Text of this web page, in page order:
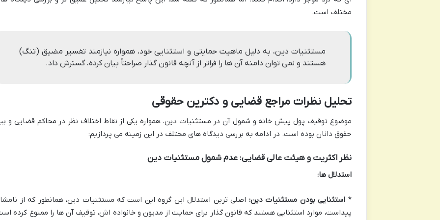
مختلف است.
مستثنیات دین، به دلیل ماهیت حمایتی و استثنایی خود، همواره نیازمند تفسیر مضیق (تنگ)
هستند و نمی توان دامنه آن ها را فراتر از آنچه قانون گذار صراحتاً بیان کرده، گسترش داد.
تحلیل نظرات مراجع قضایی و دکترین حقوقی
موضوع توقیف پول پیش خانه و شمول آن در مستثنیات دین، همواره یکی از نقاط اختلاف نظر در محاکم قضایی و
حقوق دانان بوده است. در ادامه به بررسی دیدگاه های مختلف در این زمینه می پردازیم:
نظر اکثریت و هیئت عالی قضایی: عدم شمول مستثنیات دین
استدلال ها:
* استثنایی بودن مستثنیات دین: اصلی ترین استدلال این گروه این است که مستثنیات دین، همانطور که از
پیداست، موارد استثنایی هستند که قانون گذار برای حمایت از مدیون و خانواده اش، توقیف آن ها را ممنوع کرده